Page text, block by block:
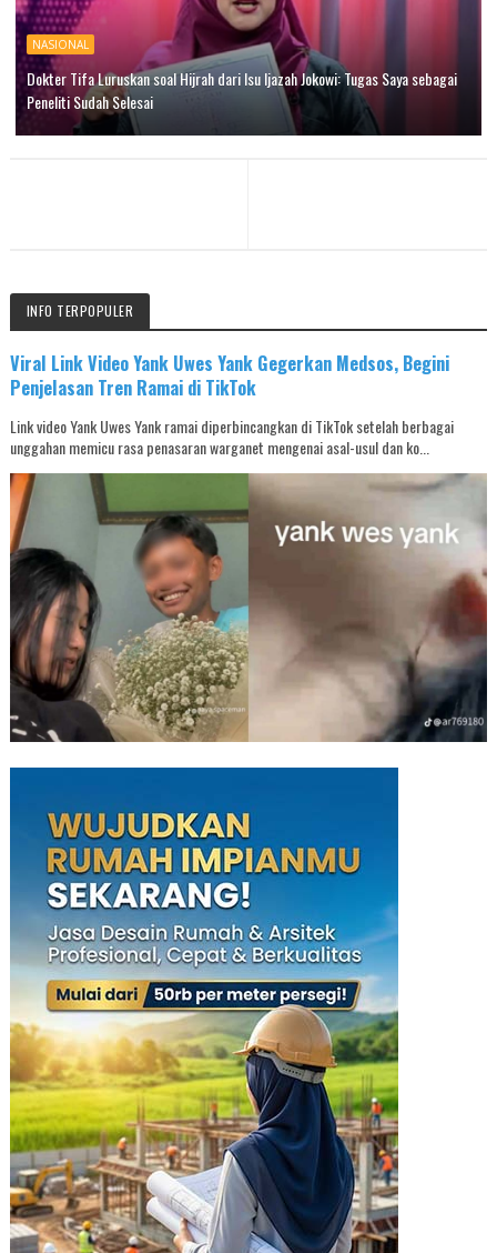
NASIONAL
Dokter Tifa Luruskan soal Hijrah dari Isu Ijazah Jokowi: Tugas Saya sebagai
Peneliti Sudah Selesai
INFO TERPOPULER
Viral Link Video Yank Uwes Yank Gegerkan Medsos, Begini
Penjelasan Tren Ramai di TikTok
Link video Yank Uwes Yank ramai diperbincangkan di TikTok setelah berbagai
unggahan memicu rasa penasaran warganet mengenai asal-usul dan ko...